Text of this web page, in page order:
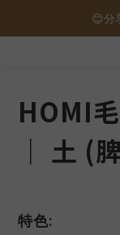
保健
😊分
保
HOMI
｜ 土 (
特色: